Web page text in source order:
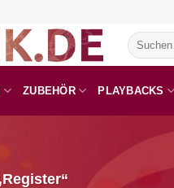
Suchen
nach:
ZUBEHÖR PLAYBACKS